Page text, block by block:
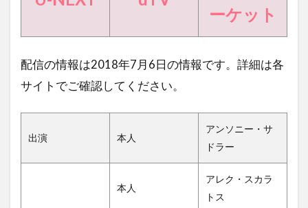
ーケット
配信の情報は2018年7月6日の情報です。詳細は各
サイトでご確認してください。
出演 本人
アンソニー・サ
ドラー
本人
アレク・スカラ
トス